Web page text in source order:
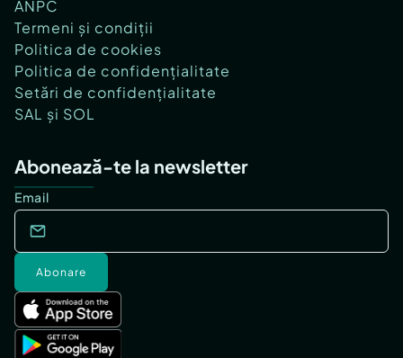
ANPC
Termeni și condiții
Politica de cookies
Politica de confidențialitate
Setări de confidențialitate
SAL și SOL
Abonează-te la newsletter
Email
Abonare